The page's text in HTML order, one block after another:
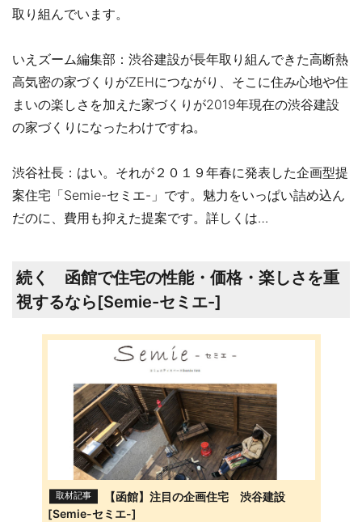
取り組んでいます。
いえズーム編集部：渋谷建設が長年取り組んできた高断熱
高気密の家づくりがZEHにつながり、そこに住み心地や住
まいの楽しさを加えた家づくりが2019年現在の渋谷建設
の家づくりになったわけですね。
渋谷社長：はい。それが２０１９年春に発表した企画型提
案住宅「Semie-セミエ-」です。魅力をいっぱい詰め込ん
だのに、費用も抑えた提案です。詳しくは…
続く 函館で住宅の性能・価格・楽しさを重
視するなら[Semie-セミエ-]
取材記事
【函館】注目の企画住宅 渋谷建設
[Semie-セミエ-]